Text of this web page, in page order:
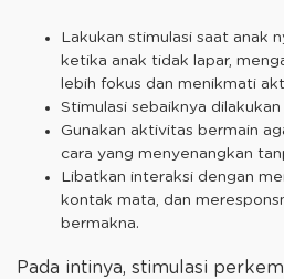
Lakukan stimulasi saat anak
ketika anak tidak lapar,
lebih fokus dan menikmati
Stimulasi sebaiknya
Gunakan aktivitas bermain
cara yang menyenangkan
Libatkan interaksi dengan
kontak mata, dan
bermakna.
Pada intinya, stimulasi